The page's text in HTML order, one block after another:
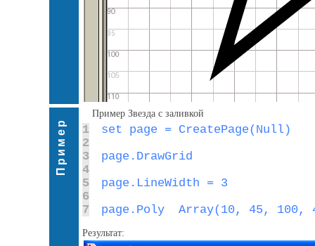
Пример
Пример Звезда с заливкой
1
2
3
4
5
6
7
page.Poly  Array(10, 45,
Результат: